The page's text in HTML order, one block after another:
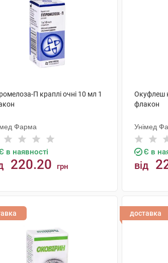
П краплі очні 10 мл 1
Фарма
в наявності
220.20 грн
Окуфлеш
флакон
Унімед
Є в
від
доставка